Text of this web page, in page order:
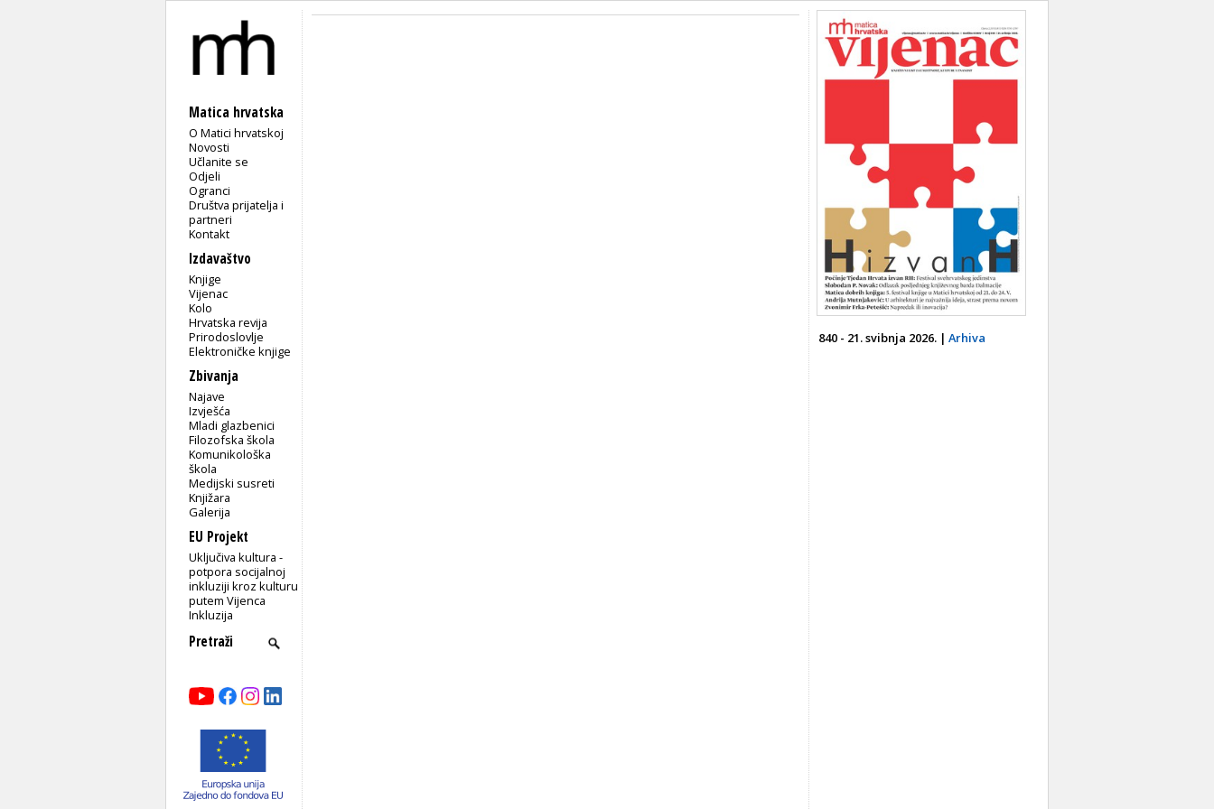
Matica hrvatska
O Matici hrvatskoj
Novosti
Učlanite se
Odjeli
Ogranci
Društva prijatelja i
partneri
Kontakt
Izdavaštvo
Knjige
Vijenac
Kolo
Hrvatska revija
Prirodoslovlje
Elektroničke knjige
Zbivanja
Najave
Izvješća
Mladi glazbenici
Filozofska škola
Komunikološka
škola
Medijski susreti
Knjižara
Galerija
EU Projekt
Uključiva kultura -
potpora socijalnoj
inkluziji kroz kulturu
putem Vijenca
Inkluzija
840 - 21. svibnja 2026. | Arhiva